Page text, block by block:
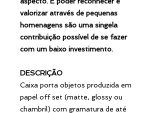
valorizar através de pequenas
homenagens são uma singela
contribuição possível de se fazer
com um baixo investimento.
DESCRIÇÃO
Caixa porta objetos produzida em
papel off set (matte, glossy ou
chambril) com gramatura de até